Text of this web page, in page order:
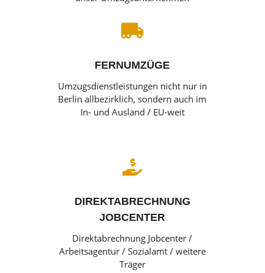

FERNUMZÜGE
Umzugsdienstleistungen nicht nur in
Berlin allbezirklich, sondern auch im
In- und Ausland / EU-weit

DIREKTABRECHNUNG
JOBCENTER
Direktabrechnung Jobcenter /
Arbeitsagentur / Sozialamt / weitere
Träger